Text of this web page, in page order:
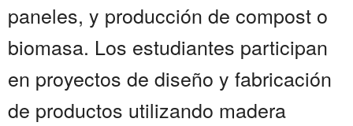
paneles, y producción de compost o
biomasa. Los estudiantes participan
en proyectos de diseño y fabricación
de productos utilizando madera